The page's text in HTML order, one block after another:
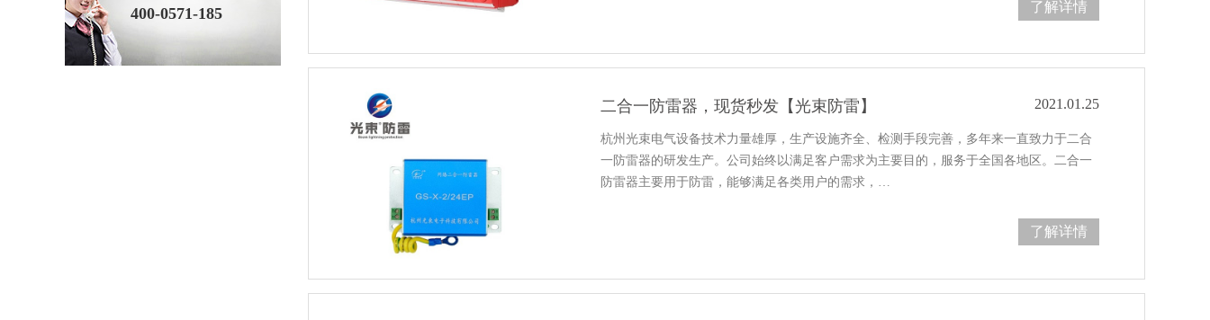
了解详情
二合一防雷器，现货秒发【光束防雷】 2021.01.25
杭州光束电气设备技术力量雄厚，生产设施齐全、检测手段完善，多年来一直致力于二合
一防雷器的研发生产。公司始终以满足客户需求为主要目的，服务于全国各地区。二合一
防雷器主要用于防雷，能够满足各类用户的需求，…
了解详情
400-0571-185